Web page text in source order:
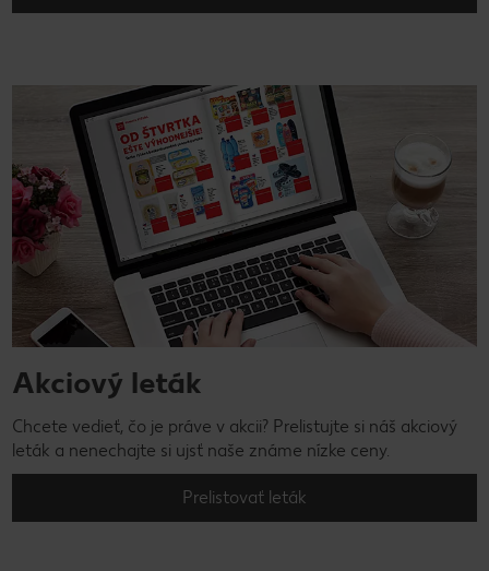
Akciový leták
Chcete vedieť, čo je práve v akcii? Prelistujte si náš akciový
leták a nenechajte si ujsť naše známe nízke ceny.
Prelistovať leták